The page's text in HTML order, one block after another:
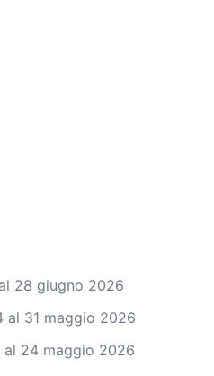
28 giugno 2026
al 31 maggio 2026
al 24 maggio 2026